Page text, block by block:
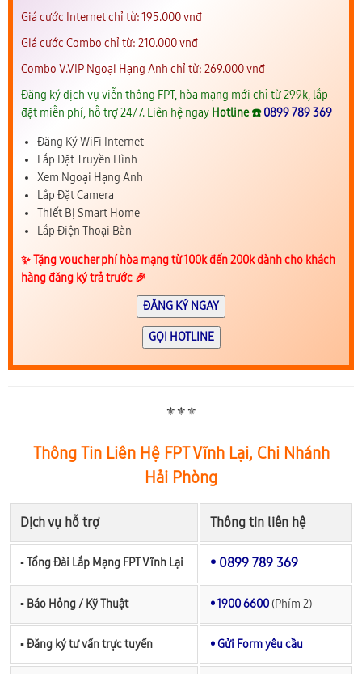
Giá cước Internet chỉ từ: 195.000 vnđ
Giá cước Combo chỉ từ: 210.000 vnđ
Combo V.VIP Ngoại Hạng Anh chỉ từ: 269.000 vnđ
Đăng ký dịch vụ viễn thông FPT, hòa mạng mới chỉ từ 299k, lắp
đặt miễn phí, hỗ trợ 24/7. Liên hệ ngay Hotline ☎️0899 789 369
Đăng Ký WiFi Internet
Lắp Đặt Truyền Hình
Xem Ngoại Hạng Anh
Lắp Đặt Camera
Thiết Bị Smart Home
Lắp Điện Thoại Bàn
✨️ Tặng voucher phí hòa mạng từ 100k đến 200k dành cho khách
hàng đăng ký trả trước 🎉
ĐĂNG KÝ NGAY
GỌI HOTLINE
⚜️⚜️⚜️
Thông Tin Liên Hệ FPT Vĩnh Lại, Chi Nhánh
Hải Phòng
Dịch vụ hỗ trợ Thông tin liên hệ
▪︎ Tổng Đài Lắp Mạng FPT Vĩnh Lại • 0899 789 369
▪︎ Báo Hỏng / Kỹ Thuật • 1900 6600 (Phím 2)
▪︎ Đăng ký tư vấn trực tuyến • Gửi Form yêu cầu